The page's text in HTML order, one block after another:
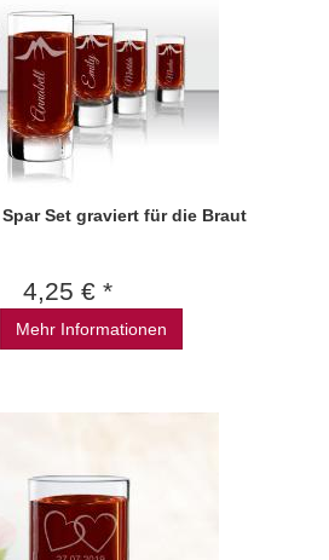
Set graviert für die Braut
4,25 € *
Mehr Informationen